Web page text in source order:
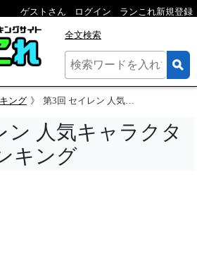
ゲストさん ログイン ランこれ新規登録
全文検索
ング 第3回 セイレン 人気キャラクター投票
ン 人気キャラクタ
キング